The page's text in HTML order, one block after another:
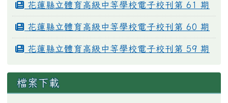
花蓮縣立體育高級中等學校電子校刊第 61 期
花蓮縣立體育高級中等學校電子校刊第 60 期
花蓮縣立體育高級中等學校電子校刊第 59 期
檔案下載